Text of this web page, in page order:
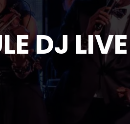
DJ LIVE